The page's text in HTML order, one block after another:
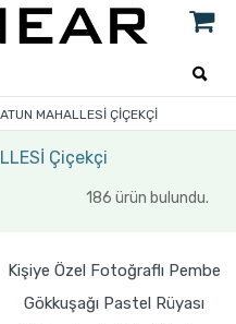
MAHALLESİ ÇIÇEKÇI
Çiçekçi
186 ürün bulundu.
Kişiye Özel Fotoğraflı Pembe
Gökkuşağı Pastel Rüyası